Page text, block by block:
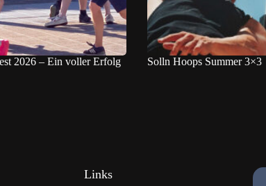
2026 – Ein voller Erfolg
Solln Hoops Summer 3×3
Links